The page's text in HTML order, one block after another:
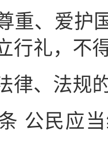
、爱护国
行礼，不
、法规
公民应